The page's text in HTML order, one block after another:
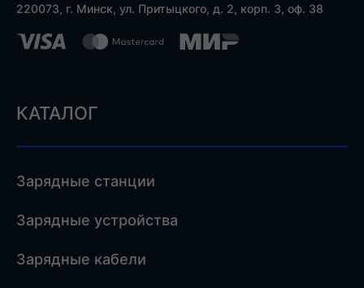
220073, г. Минск, ул. Притыцкого, д. 2, корп. 3, оф. 38
КАТАЛОГ
Зарядные станции
Зарядные устройства
Зарядные кабели